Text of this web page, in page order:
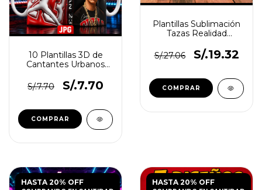
10 Plantillas 3D de
Cantantes Urbanos
S/.7.70
S/.7.70
Plantillas Sublimación
Tazas Realidad
Avengers
S/.27.06 S/.19.32
HASTA 20% OFF HASTA 20% OFF